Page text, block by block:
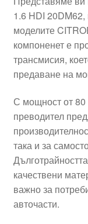
1.6 HDI
моделите
компоненет е
трансмисия,
предаване на
С мощност от 80
преводител
така и за
качествени
важно за
авточасти.